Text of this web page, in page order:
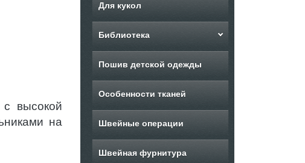
высокой
на
Для кукол
Библиотека
Пошив детской одежды
Особенности тканей
Швейные операции
Швейная фурнитура